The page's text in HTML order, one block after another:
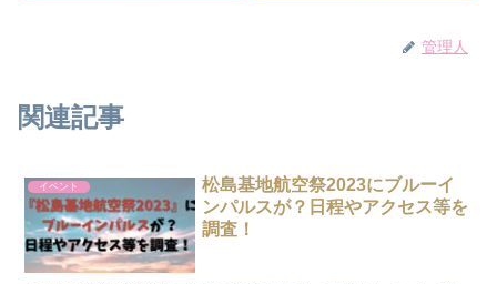
管理人
関連記事
イベント
松島基地航空祭2023にブルーイ
ンパルスが？日程やアクセス等を
調査！